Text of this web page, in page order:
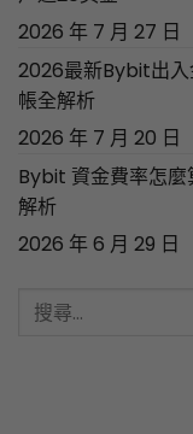
2026 年 7 月 27 日
2026最新Bybit出入
帳全解析
2026 年 7 月 20 日
Bybit 資金費率怎
解析
2026 年 6 月 29 日